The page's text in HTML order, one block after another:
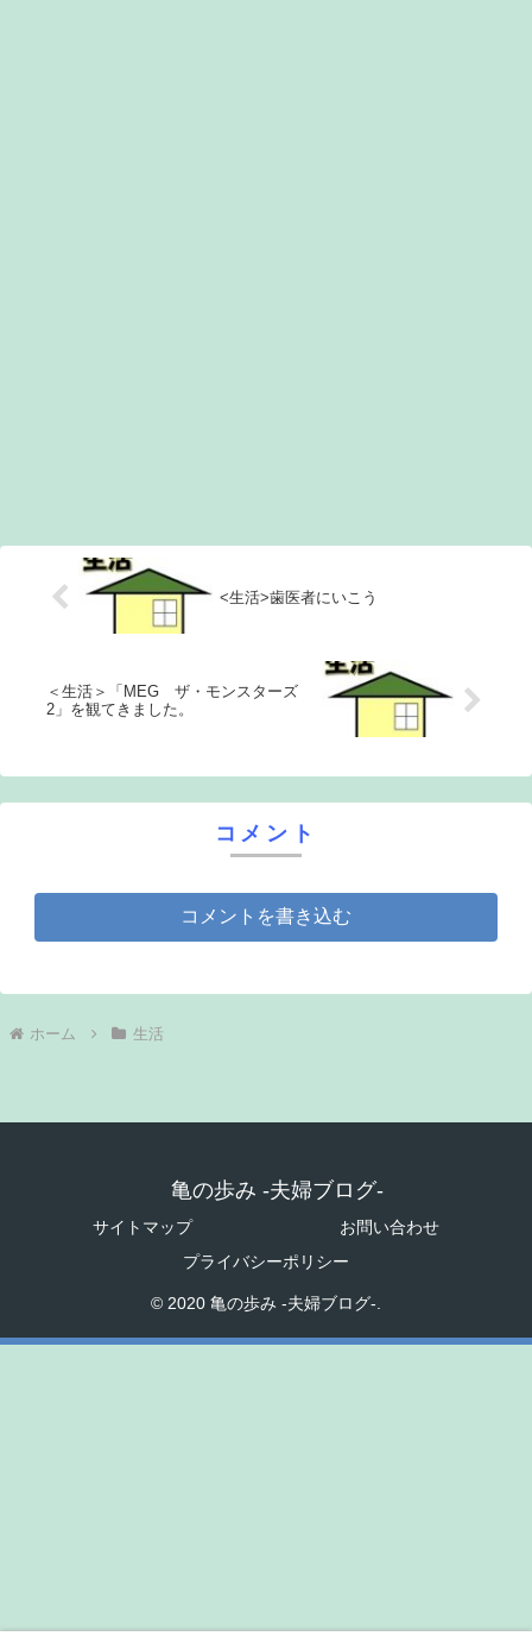
<生活>歯医者にいこう
＜生活＞「MEG ザ・モンスターズ
2」を観てきました。
コメント
コメントを書き込む
ホーム 生活
亀の歩み -夫婦ブログ-
サイトマップ
お問い合わせ
プライバシーポリシー
© 2020 亀の歩み -夫婦ブログ-.